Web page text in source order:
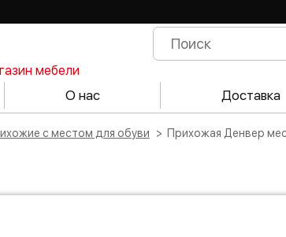
мебели
О нас Доставка
с местом для обуви Прихожая Денвер